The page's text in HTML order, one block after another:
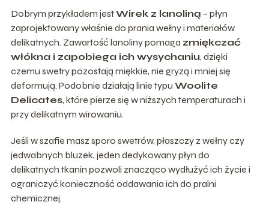
Dobrym przykładem jestWirek z lanoliną – płyn
zaprojektowany właśnie do prania wełny i materiałów
delikatnych. Zawartość lanoliny pomaga zmiękczać
włókna i zapobiega ich wysychaniu, dzięki
czemu swetry pozostają miękkie, nie gryzą i mniej się
deformują. Podobnie działają linie typu Woolite
Delicates, które pierze się w niższych temperaturach i
przy delikatnym wirowaniu.
Jeśli w szafie masz sporo swetrów, płaszczy z wełny czy
jedwabnych bluzek, jeden dedykowany płyn do
delikatnych tkanin pozwoli znacząco wydłużyć ich życie i
ograniczyć konieczność oddawania ich do pralni
chemicznej.